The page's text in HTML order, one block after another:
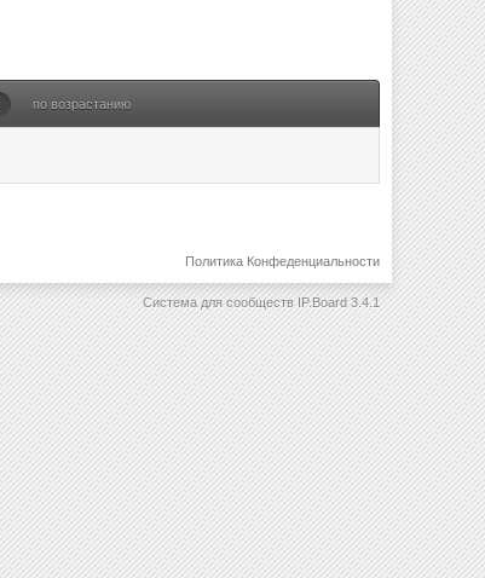
по возрастанию
Политика Конфеденциальности
Система для сообществ IP.Board 3.4.1